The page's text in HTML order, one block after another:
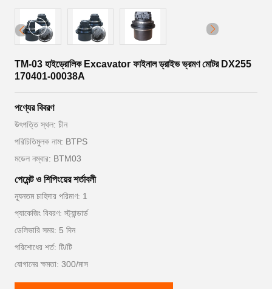
TM-03 হাইড্রোলিক Excavator ফাইনাল ড্রাইভ ভ্রমণ মোটর DX255
170401-00038A
পণ্যের বিবরণ
উৎপত্তি স্থল: চীন
পরিচিতিমুলক নাম: BTPS
মডেল নম্বার: BTM03
পেমেন্ট ও শিপিংয়ের শর্তাবলী
ন্যূনতম চাহিদার পরিমাণ: 1
প্যাকেজিং বিবরণ: স্ট্যান্ডার্ড
ডেলিভারি সময়: 5 দিন
পরিশোধের শর্ত: টি/টি
যোগানের ক্ষমতা: 300/মাস